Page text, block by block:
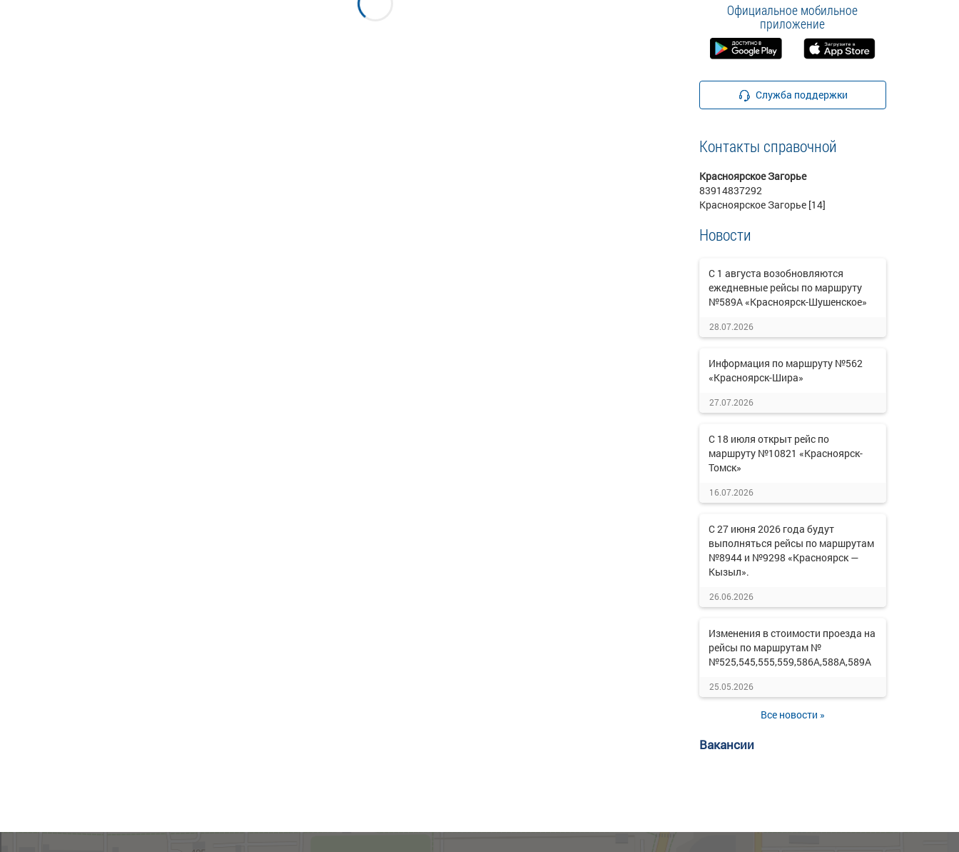
Официальное мобильное
приложение
Служба поддержки
Контакты справочной
Красноярское Загорье
83914837292
Красноярское Загорье [14]
Новости
С 1 августа возобновляются
ежедневные рейсы по маршруту
№589А «Красноярск-Шушенское»
28.07.2026
Информация по маршруту №562
«Красноярск-Шира»
27.07.2026
С 18 июля открыт рейс по
маршруту №10821 «Красноярск-
Томск»
16.07.2026
С 27 июня 2026 года будут
выполняться рейсы по маршрутам
№8944 и №9298 «Красноярск —
Кызыл».
26.06.2026
Изменения в стоимости проезда на
рейсы по маршрутам №
№525,545,555,559,586А,588А,589А
25.05.2026
Все новости »
Вакансии